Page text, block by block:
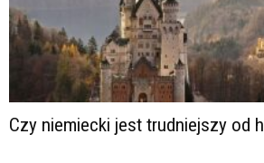
Czy niemiecki jest trudniejszy od